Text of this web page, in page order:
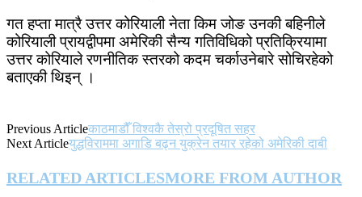
गत हप्ता मात्रै उत्तर कोरियाली नेता किम जोङ उनकी बहिनीले
कोरियाली प्रायद्वीपमा अमेरिकी सैन्य गतिविधिको प्रतिक्रियामा
उत्तर कोरियाले रणनीतिक स्तरको कदम चर्काउनेबारे सोचिरहेको
बताएकी थिइन् ।
Previous Articleकाठमाडौँ विश्वकै तेस्रो प्रदूषित सहर
Next Articleयुद्धविराममा अगाडि बढ्न युक्रेन तयार रहेको अमेरिकी दाबी
RELATED ARTICLESMORE FROM AUTHOR